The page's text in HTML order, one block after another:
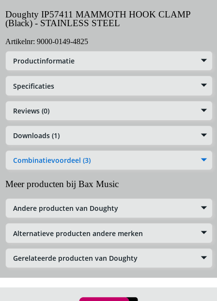
Doughty IP57411 MAMMOTH HOOK CLAMP
(Black) - STAINLESS STEEL
Artikelnr: 9000-0149-4825
Productinformatie
Specificaties
Reviews (0)
Downloads (1)
Combinatievoordeel (3)
Meer producten bij Bax Music
Andere producten van Doughty
Alternatieve producten andere merken
Gerelateerde producten van Doughty